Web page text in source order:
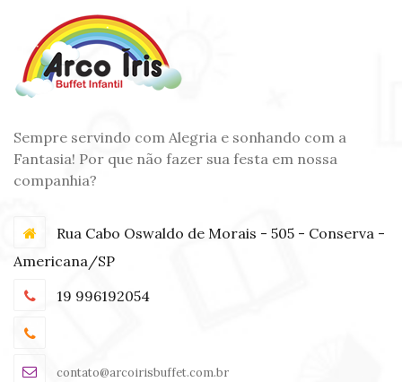
Sempre servindo com Alegria e sonhando com a
Fantasia! Por que não fazer sua festa em nossa
companhia?
Rua Cabo Oswaldo de Morais - 505 - Conserva -
Americana/SP
19 996192054
contato@arcoirisbuffet.com.br